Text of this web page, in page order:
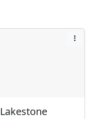
Lakestone